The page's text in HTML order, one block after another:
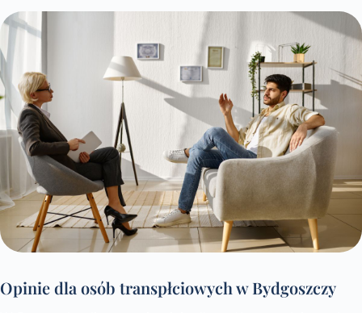
Opinie dla osób transpłciowych w Bydgoszczy